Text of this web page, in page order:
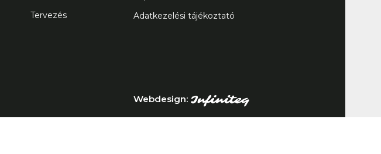
Tervezés
Adatkezelési tájékoztató
Webdesign: